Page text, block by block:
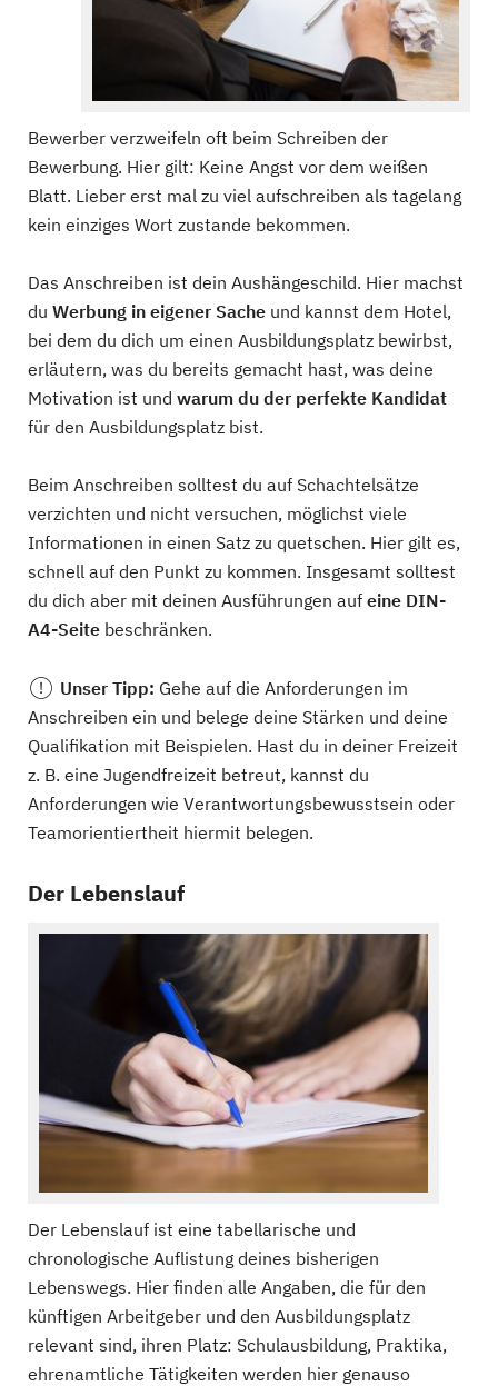
Bewerber verzweifeln oft beim Schreiben der
Bewerbung. Hier gilt: Keine Angst vor dem weißen
Blatt. Lieber erst mal zu viel aufschreiben als tagelang
kein einziges Wort zustande bekommen.
Das Anschreiben ist dein Aushängeschild. Hier machst
du Werbung in eigener Sache und kannst dem Hotel,
bei dem du dich um einen Ausbildungsplatz bewirbst,
erläutern, was du bereits gemacht hast, was deine
Motivation ist und warum du der perfekte Kandidat
für den Ausbildungsplatz bist.
Beim Anschreiben solltest du auf Schachtelsätze
verzichten und nicht versuchen, möglichst viele
Informationen in einen Satz zu quetschen. Hier gilt es,
schnell auf den Punkt zu kommen. Insgesamt solltest
du dich aber mit deinen Ausführungen auf eine DIN-
A4-Seite beschränken.
Unser Tipp: Gehe auf die Anforderungen im
Anschreiben ein und belege deine Stärken und deine
Qualifikation mit Beispielen. Hast du in deiner Freizeit
z. B. eine Jugendfreizeit betreut, kannst du
Anforderungen wie Verantwortungsbewusstsein oder
Teamorientiertheit hiermit belegen.
Der Lebenslauf
Der Lebenslauf ist eine tabellarische und
chronologische Auflistung deines bisherigen
Lebenswegs. Hier finden alle Angaben, die für den
künftigen Arbeitgeber und den Ausbildungsplatz
relevant sind, ihren Platz: Schulausbildung, Praktika,
ehrenamtliche Tätigkeiten werden hier genauso